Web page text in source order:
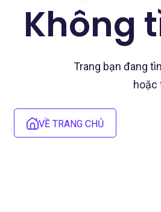
Không
Trang bạn đang
hoặc
VỀ TRANG CHỦ